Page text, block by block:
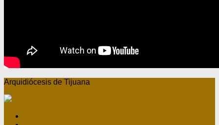
Arquidiócesis de Tijuana